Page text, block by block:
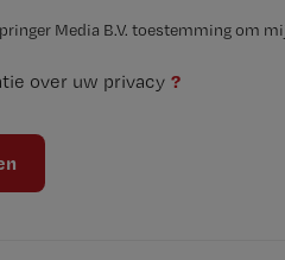
Media B.V. toestemming om
over uw privacy ?